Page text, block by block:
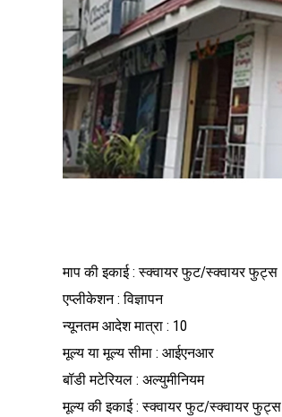
माप की इकाई : स्क्वायर फुट/स्क्वायर फुट्स
एप्लीकेशन : विज्ञापन
न्यूनतम आदेश मात्रा : 10
मूल्य या मूल्य सीमा : आईएनआर
बॉडी मटेरियल : अल्युमीनियम
मूल्य की इकाई : स्क्वायर फुट/स्क्वायर फुट्स